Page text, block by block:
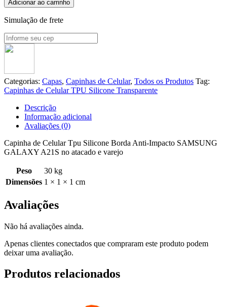
Adicionar ao carrinho
Simulação de frete
Categorias: Capas, Capinhas de Celular, Todos os Produtos Tag:
Capinhas de Celular TPU Silicone Transparente
Descrição
Informação adicional
Avaliações (0)
Capinha de Celular Tpu Silicone Borda Anti-Impacto SAMSUNG
GALAXY A21S no atacado e varejo
Peso
30 kg
Dimensões 1 × 1 × 1 cm
Avaliações
Não há avaliações ainda.
Apenas clientes conectados que compraram este produto podem
deixar uma avaliação.
Produtos relacionados